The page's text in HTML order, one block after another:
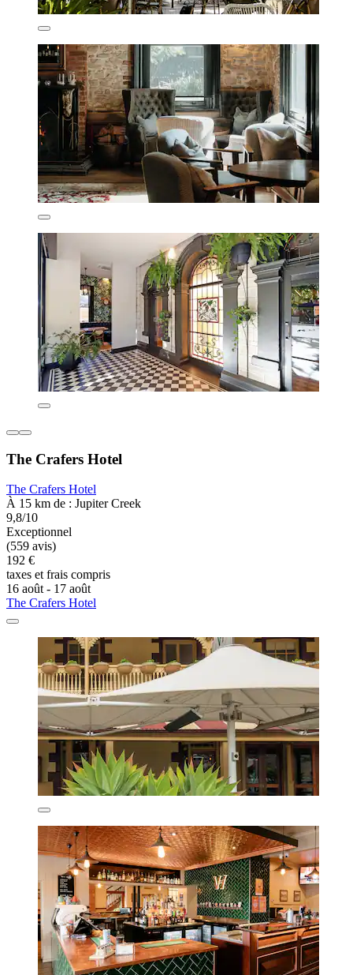
The Crafers Hotel
The Crafers Hotel
À 15 km de : Jupiter Creek
9,8/10
Exceptionnel
(559 avis)
192 €
taxes et frais compris
16 août - 17 août
The Crafers Hotel